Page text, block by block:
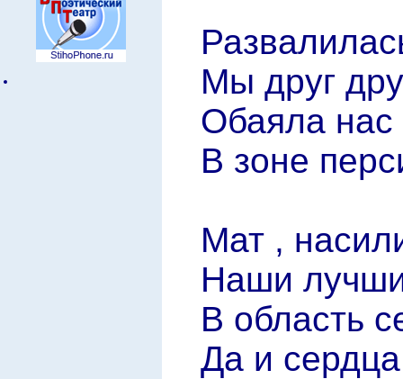
Мы друг
Обаяла нас
В зоне
Мат ,
Наши
В область
Да и